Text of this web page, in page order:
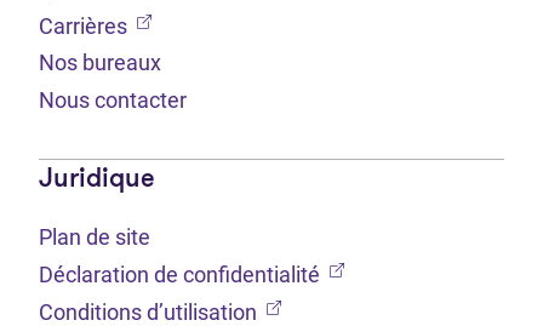
Carrières (Ouvre dans un nouvel onglet)
Nos bureaux
Nous contacter
Juridique
Plan de site
Déclaration de confidentialité (Ouvre dans un
Conditions d’utilisation (Ouvre dans un nouvel